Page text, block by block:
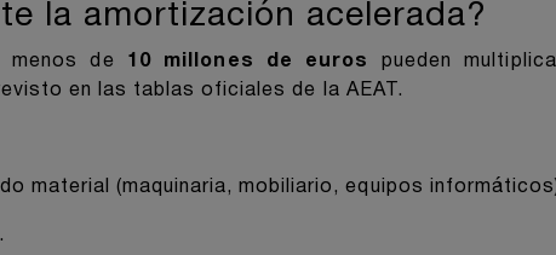
la amortización acelerada?
menos de 10 millones de euros pueden
en las tablas oficiales de la AEAT.
material (maquinaria, mobiliario, equipos